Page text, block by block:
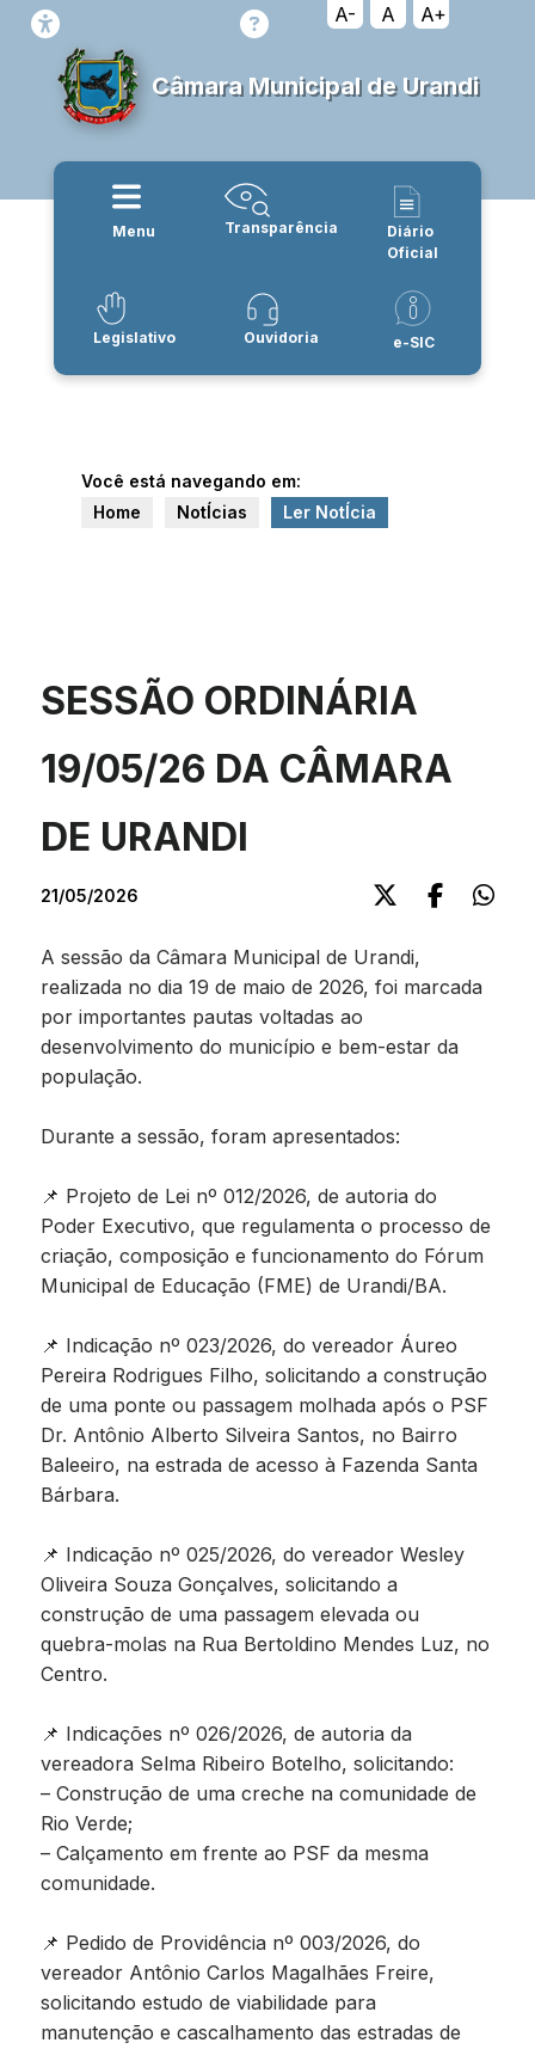
A- A A+
Câmara Municipal de Urandi
Menu Transparência
Diário
Oficial
Legislativo Ouvidoria e-SIC
Você está navegando em:
Home
NotÍcias Ler NotÍcia
SESSÃO ORDINÁRIA
19/05/26 DA CÂMARA
DE URANDI
21/05/2026
A sessão da Câmara Municipal de Urandi,
realizada no dia 19 de maio de 2026, foi marcada
por importantes pautas voltadas ao
desenvolvimento do município e bem-estar da
população.
Durante a sessão, foram apresentados:
📌 Projeto de Lei nº 012/2026, de autoria do
Poder Executivo, que regulamenta o processo de
criação, composição e funcionamento do Fórum
Municipal de Educação (FME) de Urandi/BA.
📌 Indicação nº 023/2026, do vereador Áureo
Pereira Rodrigues Filho, solicitando a construção
de uma ponte ou passagem molhada após o PSF
Dr. Antônio Alberto Silveira Santos, no Bairro
Baleeiro, na estrada de acesso à Fazenda Santa
Bárbara.
📌 Indicação nº 025/2026, do vereador Wesley
Oliveira Souza Gonçalves, solicitando a
construção de uma passagem elevada ou
quebra-molas na Rua Bertoldino Mendes Luz, no
Centro.
📌 Indicações nº 026/2026, de autoria da
vereadora Selma Ribeiro Botelho, solicitando:
– Construção de uma creche na comunidade de
Rio Verde;
– Calçamento em frente ao PSF da mesma
comunidade.
📌 Pedido de Providência nº 003/2026, do
vereador Antônio Carlos Magalhães Freire,
solicitando estudo de viabilidade para
manutenção e cascalhamento das estradas de